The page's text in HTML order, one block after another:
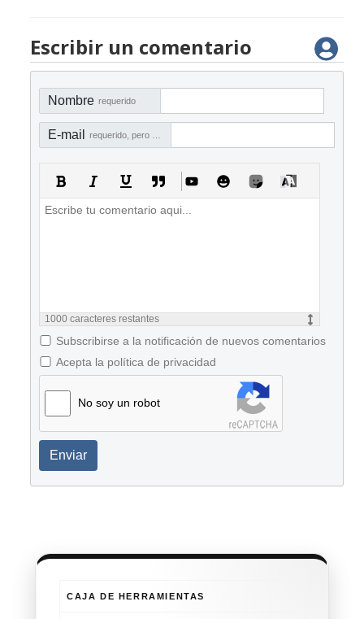
Escribir un comentario
Nombre requerido
E-mail
1000 caracteres restantes
Subscribirse a la notificación de nuevos comentarios
Acepta la política de privacidad
No soy un robot
Enviar
CAJA DE HERRAMIENTAS